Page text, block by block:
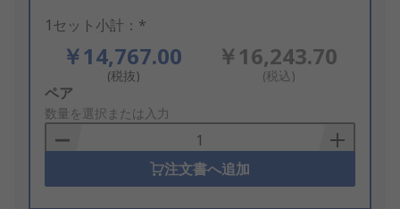
1セット小計：*
￥14,767.00
(税抜)
￥16,243.70
(税込)
Add
to
Basket
ペア
数量を選択または入力
注文書へ追加